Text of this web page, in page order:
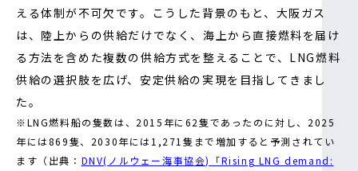
える体制が不可欠です。こうした背景のもと、大阪ガス
は、陸上からの供給だけでなく、海上から直接燃料を届け
る方法を含めた複数の供給方式を整えることで、LNG燃料
供給の選択肢を広げ、安定供給の実現を目指してきまし
た。
※LNG燃料船の隻数は、2015年に62隻であったのに対し、2025
年には869隻、2030年には1,271隻まで増加すると予測されてい
ます（出典： DNV(ノルウェー海事協会)「Rising LNG demand: